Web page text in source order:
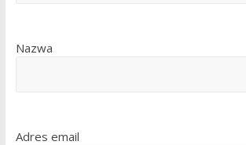
Nazwa
Adres email